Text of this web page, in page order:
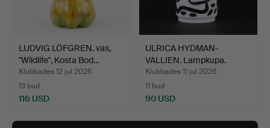
LUDVIG LÖFGREN. vas,
"Wildlife", Kosta Bod…
Klubbades 12 jul 2026
13 bud
116 USD
ULRICA HYDMAN-
VALLIEN. Lampkupa.
"Caramba"…
Klubbades 11 jul 2026
11 bud
90 USD